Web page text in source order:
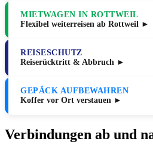
MIETWAGEN IN ROTTWEIL
Flexibel weiterreisen ab Rottweil ►
REISESCHUTZ
Reiserücktritt & Abbruch ►
GEPÄCK AUFBEWAHREN
Koffer vor Ort verstauen ►
Verbindungen ab und